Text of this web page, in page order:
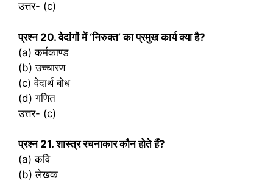
उत्तर- (c)
प्रश्‍न 20. वेदांगों में ‘निरुक्त’ का प्रमुख कार्य क्या है?
(a) कर्मकाण्ड
(b) उच्चारण
(c) वेदार्थ बोध
(d) गणित
उत्तर- (c)
प्रश्‍न 21. शास्त्र रचनाकार कौन होते हैं?
(a) कवि
(b) लेखक